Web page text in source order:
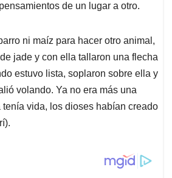
de un lugar a otro.
ni maíz para hacer otro animal,
jade y con ella tallaron una flecha
estuvo lista, soplaron sobre ella y
volando. Ya no era más una
vida, los dioses habían creado